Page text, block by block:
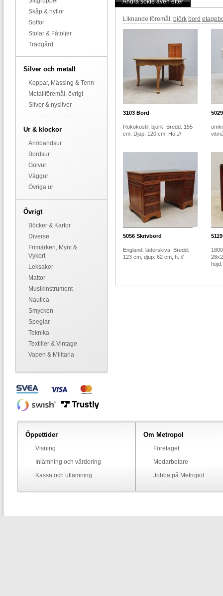
Skåp & hyllor
Soffor
Stolar & Fåtöljer
Trädgård
Silver och metall
Koppar, Mässing & Tenn
Metallföremål, övrigt
Silver & nysilver
Ur & klockor
Armbandsur
Bordsur
Golvur
Väggur
Övriga ur
Övrigt
Böcker & Kartor
Diverse
Frimärken, Mynt &
Vykort
Leksaker
Mattor
Musikinstrument
Nautica
Smycken
Speglar
Teknika
Textilier & Vintage
Vapen & Militaria
Andra sökte även efter
Liknande föremål: björk bord
3103 Bord
Rokokostil, björk. Bredd: 155
cm. Djup: 120 cm. Hö..//
5029
5056 Skrivbord
England, läderskiva. Bredd:
123 cm, djup: 62 cm, h..//
5119
Öppettider
Visning
Inlämning och värdering
Kassa och utlämning
Om Metropol
Företaget
Medarbetare
Jobba på Metropol